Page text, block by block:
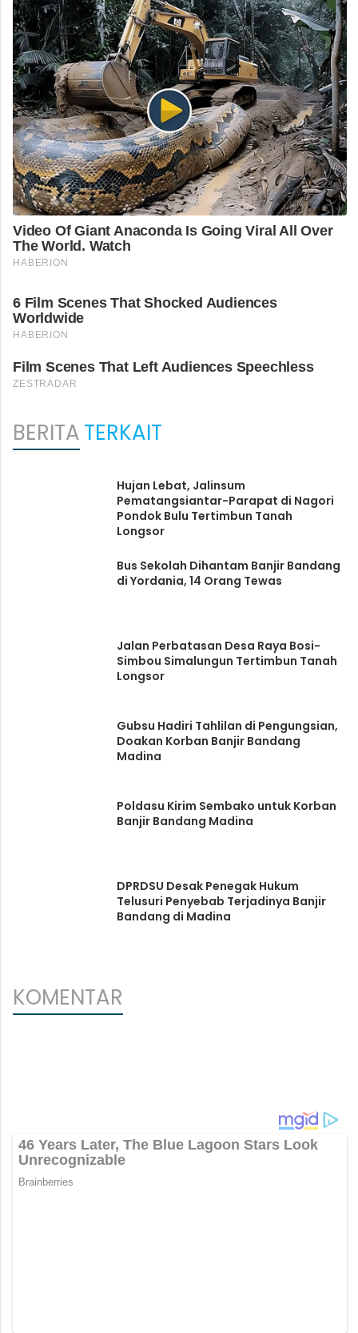
BERITATERKAIT
Hujan Lebat, Jalinsum
Pematangsiantar-Parapat di Nagori
Pondok Bulu Tertimbun Tanah
Longsor
Bus Sekolah Dihantam Banjir Bandang
di Yordania, 14 Orang Tewas
Jalan Perbatasan Desa Raya Bosi-
Simbou Simalungun Tertimbun Tanah
Longsor
Gubsu Hadiri Tahlilan di Pengungsian,
Doakan Korban Banjir Bandang
Madina
Poldasu Kirim Sembako untuk Korban
Banjir Bandang Madina
DPRDSU Desak Penegak Hukum
Telusuri Penyebab Terjadinya Banjir
Bandang di Madina
KOMENTAR